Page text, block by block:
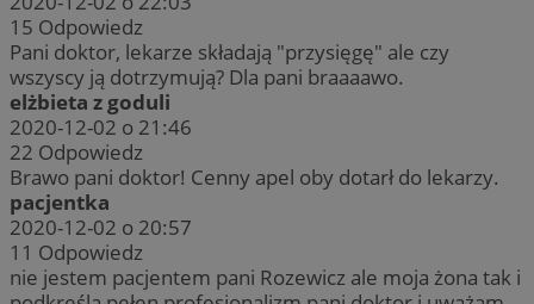
15 Odpowiedz
Pani doktor, lekarze składają "przysięgę" ale czy
wszyscy ją dotrzymują? Dla pani braaaawo.
elżbieta z goduli
2020-12-02 o 21:46
22 Odpowiedz
Brawo pani doktor! Cenny apel oby dotarł do lekarzy.
pacjentka
2020-12-02 o 20:57
11 Odpowiedz
nie jestem pacjentem pani Rozewicz ale moja żona tak i